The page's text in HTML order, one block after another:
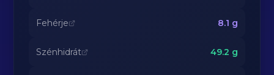
Fehérje 8.1 g
Szénhidrát 49.2 g